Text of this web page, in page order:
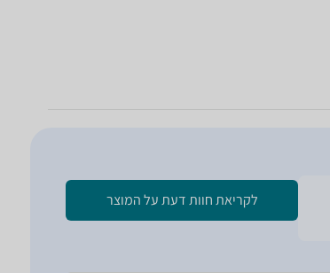
לקריאת חוות דעת על המוצר